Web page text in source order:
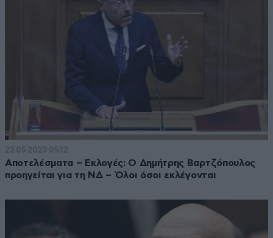
22·05·2023 05:12
Αποτελέσματα – Εκλογές: Ο Δημήτρης Βαρτζόπουλος
προηγείται για τη ΝΔ – Όλοι όσοι εκλέγονται